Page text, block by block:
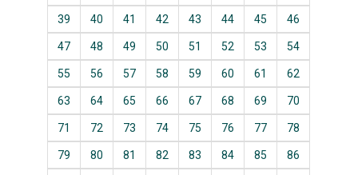
39 40 41 42 43 44 45 46
47 48 49 50 51 52 53 54
55 56 57 58 59 60 61 62
63 64 65 66 67 68 69 70
71 72 73 74 75 76 77 78
79 80 81 82 83 84 85 86